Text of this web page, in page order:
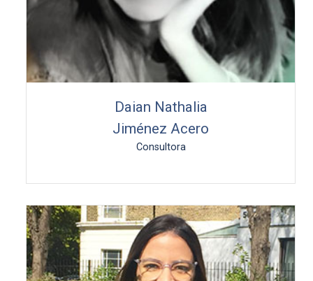
Daian Nathalia
Jiménez Acero
Consultora